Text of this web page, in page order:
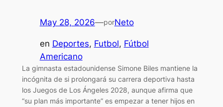
May 28, 2026—porNeto
en Deportes, Futbol, Fútbol
Americano
La gimnasta estadounidense Simone Biles mantiene la
incógnita de si prolongará su carrera deportiva hasta
los Juegos de Los Ángeles 2028, aunque afirma que
“su plan más importante” es empezar a tener hijos en